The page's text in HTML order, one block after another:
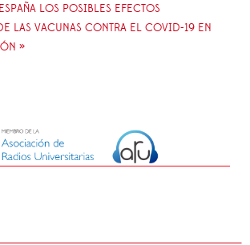
LOS POSIBLES EFECTOS
LAS VACUNAS CONTRA EL COVID-19 EN
»